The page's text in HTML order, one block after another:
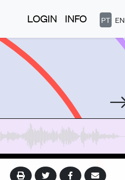
LOGIN INFO PT EN